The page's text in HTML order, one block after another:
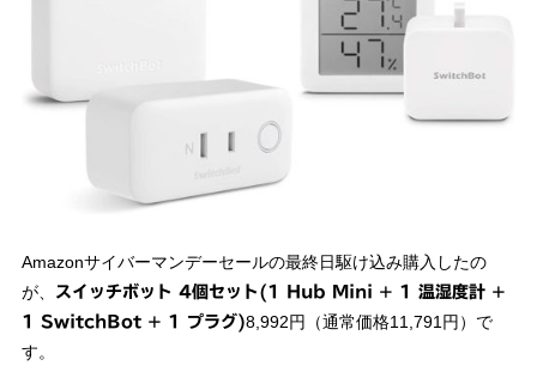
Amazonサイバーマンデーセールの最終日駆け込み購入したの
が、
スイッチボット 4個セット(1 Hub Mini + 1 温湿度計 +
1 SwitchBot + 1 プラグ)8,992円（通常価格11,791円）で
す。